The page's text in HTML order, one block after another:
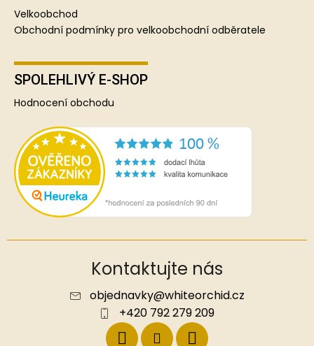
Velkoobchod
Obchodní podmínky pro velkoobchodní odběratele
SPOLEHLIVÝ E-SHOP
Hodnocení obchodu
Kontaktujte nás
objednavky@whiteorchid.cz
+420 792 279 209